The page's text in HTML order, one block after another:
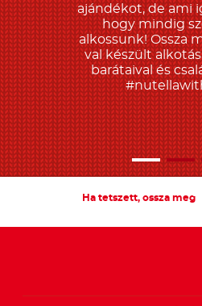
ajándékot, de ami
hogy mindig
alkossunk! Ossza
val készült
barátaival és
Ha tetszett, ossza meg